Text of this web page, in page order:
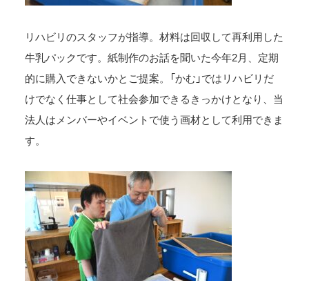
リハビリのスタッフが指導。材料は回収して再利用した
牛乳パックです。紙制作のお話を聞いた今年2月、定期
的に購入できないかとご提案。「かむ」ではリハビリだ
けでなく仕事として社会参加できるきっかけとなり、当
法人はメンバーやイベントで使う画材として利用できま
す。